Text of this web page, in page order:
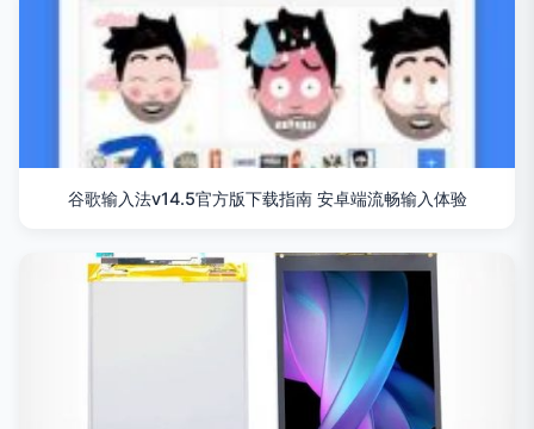
谷歌输入法v14.5官方版下载指南 安卓端流畅输入体验